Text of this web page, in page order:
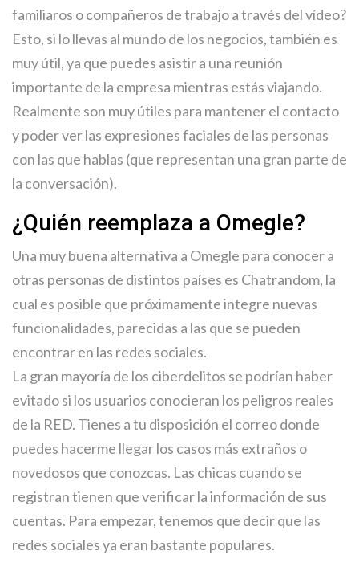
familiaros o compañeros de trabajo a través del vídeo?
Esto, si lo llevas al mundo de los negocios, también es
muy útil, ya que puedes asistir a una reunión
importante de la empresa mientras estás viajando.
Realmente son muy útiles para mantener el contacto
y poder ver las expresiones faciales de las personas
con las que hablas (que representan una gran parte de
la conversación).
¿Quién reemplaza a Omegle?
Una muy buena alternativa a Omegle para conocer a
otras personas de distintos países es Chatrandom, la
cual es posible que próximamente integre nuevas
funcionalidades, parecidas a las que se pueden
encontrar en las redes sociales.
La gran mayoría de los ciberdelitos se podrían haber
evitado si los usuarios conocieran los peligros reales
de la RED. Tienes a tu disposición el correo donde
puedes hacerme llegar los casos más extraños o
novedosos que conozcas. Las chicas cuando se
registran tienen que verificar la información de sus
cuentas. Para empezar, tenemos que decir que las
redes sociales ya eran bastante populares.